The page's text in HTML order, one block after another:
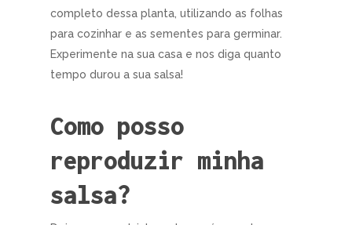
completo dessa planta, utilizando as folhas
para cozinhar e as sementes para germinar.
Experimente na sua casa e nos diga quanto
tempo durou a sua salsa!
Como posso
reproduzir minha
salsa?